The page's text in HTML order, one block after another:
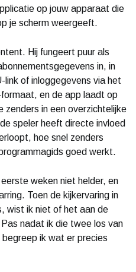
op jouw apparaat die
je scherm weergeeft.
Hij fungeert puur als
in, in
of inloggegevens via het
en de app laadt op
zenders in een overzichtelijke
speler heeft directe invloed
hoe snel zenders
goed werkt.
weken niet helder, en
Toen de kijkervaring in
wist ik niet of het aan de
nadat ik die twee los van
ik wat er precies